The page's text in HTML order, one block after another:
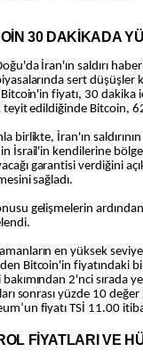
30 DAKİKADA
İran'ın saldırı
sert düşüşler
fiyatı, 30 dakika
teyit edildiğinde Bitcoin,
birlikte, İran'ın
İsrail'in kendilerine
garantisi verdiğini
sağladı.
gelişmelerin
en yüksek
Bitcoin'in fiyatındaki
2'nci sırada
sonrası yüzde 10
fiyatı TSİ 11.00
FİYATLARI VE